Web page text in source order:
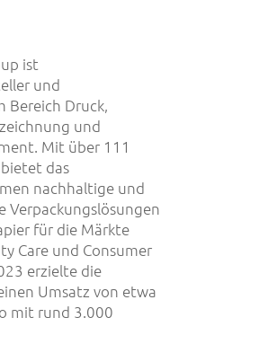
ist
und
Bereich Druck,
und
Mit über 111
das
nachhaltige und
Verpackungslösungen
für die Märkte
Care und Consumer
erzielte die
Umsatz von etwa
mit rund 3.000